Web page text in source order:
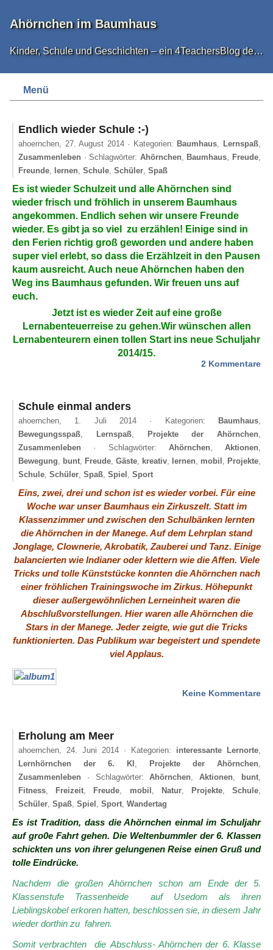
Ahörnchen im Baumhaus
Kinder, Schule und Geschichten – ein 4TeachersBlog der neugierig macht
Menü
Endlich wieder Schule :-)
ahoernchen, 27. August 2014· Kategorien: Baumhaus, Lernspaß,
Zusammenleben · Schlagwörter: Ahörnchen, Baumhaus, Freude,
Freunde, lernen, Schule, Schüler, Spaß
Es ist wieder Schulzeit und alle Ahörnchen sind
wieder frisch und fröhlich in unserem Baumhaus
angekommen. Endlich sehen wir unsere Freunde
wieder. Es gibt ja so viel zu erzählen! Einige sind in
den Ferien richtig groß geworden und andere haben
super viel erlebt, so dass die Erzählzeit in den Pausen
kaum ausreicht. Auch neue Ahörnchen haben den
Weg ins Baumhaus gefunden. Wir freuen uns auf
euch.
Jetzt ist es wieder Zeit auf eine große
Lernabenteuerreise zu gehen.Wir wünschen allen
Lernabenteurern einen tollen Start ins neue Schuljahr
2014/15.
2 Kommentarezu
Schule einmal anders
ahoernchen, 1. Juli 2014 · Kategorien: Baumhaus,
Bewegungsspaß, Lernspaß, Projekte der Ahörnchen,
Zusammenleben · Schlagwörter: Ahörnchen, Aktionen,
Bewegung, bunt, Freude, Gäste, kreativ, lernen, mobil , Projekte,
Schule, Schüler, Spaß, Spiel , Sport
Eins, zwei, drei und schon ist es wieder vorbei. Für eine
Woche war unser Baumhaus ein Zirkuszelt. Statt im
Klassenzimmer und zwischen den Schulbänken lernten
die Ahörnchen in der Manege. Auf dem Lehrplan stand
Jonglage, Clownerie, Akrobatik, Zauberei und Tanz. Einige
balancierten wie Indianer oder klettern wie die Affen. Viele
Tricks und tolle Künststücke konnten die Ahörnchen nach
einer fröhlichen Trainingswoche im Zirkus. Höhepunkt
dieser außergewöhnlichen Lerneinheit waren die
Abschlußvorstellungen. Hier waren alle Ahörnchen die
Stars in der Manege. Jeder zeigte, wie gut die Tricks
funktionierten. Das Publikum war begeistert und spendete
viel Applaus.
Keine Kommentarezu
Erholung am Meer
ahoernchen, 24. Juni 2014 · Kategorien: interessante Lernorte,
Lernhörnchen der 6. Kl , Projekte der Ahörnchen,
Zusammenleben · Schlagwörter:Ahörnchen,Aktionen, bunt,
Fitness, Freizeit, Freude, mobil , Natur, Projekte,Schule,
Schüler, Spaß, Spiel , Sport, Wandertag
Es ist Tradition, dass die Ahörnchen einmal im Schuljahr
auf gro0e Fahrt gehen. Die Weltenbummler der 6. Klassen
schickten uns von ihrer gelungenen Reise einen Gruß und
tolle Eindrücke.
Nachdem die großen Ahörnchen schon am Ende der 5.
Klassenstufe Trassenheide auf Usedom als ihren
Lieblingskobel erkoren hatten, beschlossen sie, in diesem Jahr
wieder dorthin zu fahren.
Somit verbrachten die Abschluss- Ahörnchen der 6. Klasse